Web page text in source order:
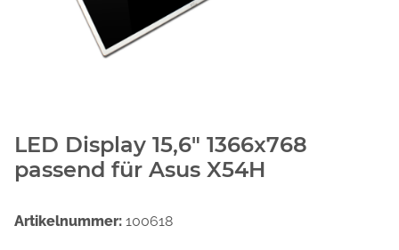
LED Display 15,6" 1366x768
passend für Asus X54H
Artikelnummer: 100618